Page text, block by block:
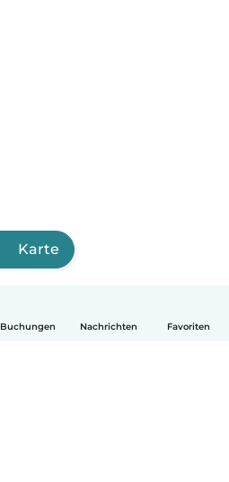
Buchungen Nachrichten Favoriten
Karte